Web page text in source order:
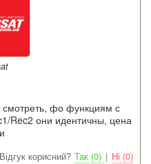
фо функциям с
Rec2 они идентичны, цена
Відгук корисний? Так (0) | Ні (0)